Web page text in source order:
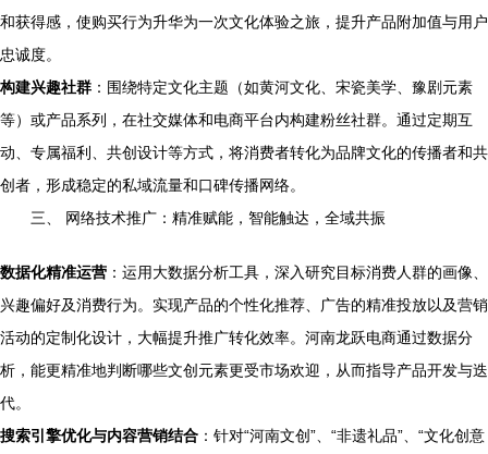
和获得感，使购买行为升华为一次文化体验之旅，提升产品附加值与用户
忠诚度。
构建兴趣社群 ：围绕特定文化主题（如黄河文化、宋瓷美学、豫剧元素
等）或产品系列，在社交媒体和电商平台内构建粉丝社群。通过定期互
动、专属福利、共创设计等方式，将消费者转化为品牌文化的传播者和共
创者，形成稳定的私域流量和口碑传播网络。
三、 网络技术推广：精准赋能，智能触达，全域共振
数据化精准运营 ：运用大数据分析工具，深入研究目标消费人群的画像、
兴趣偏好及消费行为。实现产品的个性化推荐、广告的精准投放以及营销
活动的定制化设计，大幅提升推广转化效率。河南龙跃电商通过数据分
析，能更精准地判断哪些文创元素更受市场欢迎，从而指导产品开发与迭
代。
搜索引擎优化与内容营销结合 ：针对“河南文创”、“非遗礼品”、“文化创意